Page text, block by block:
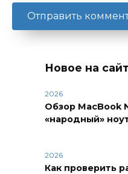
Новое на
2026
Обзор MacBook
«народный»
2026
Как проверить